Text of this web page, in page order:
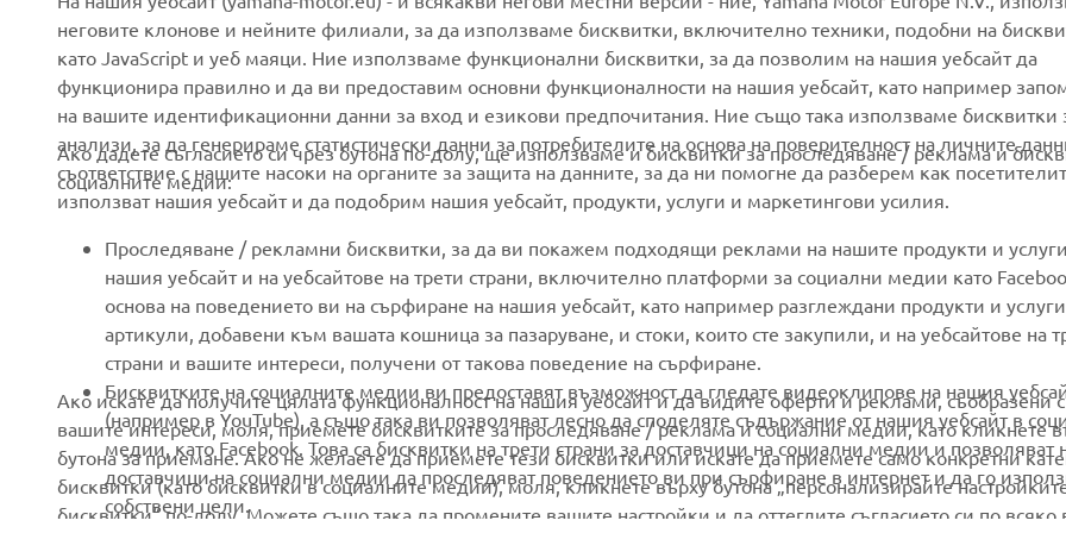
About us
News
Events
Press
Working at Yamaha
Become a Dealer
Human Rights Policy
Sustainability Basic Policy
Whistleblower Channel
eBike systems
Authorities
Golfcourses
First responders
Robotics
Partnerships
Technical information for
independent dealers
Yamalube Safety Data
Sheets
MyYamaha
Yamaha Music
Yamaha Racing
Yamaha Motor Global
Parts Catalogue
Book Maintenance
Dealer locator
Management of Waste
Batteries
неговите клонове и нейните филиали, за да използваме бисквитки, включително техники, подобни на
като JavaScript и уеб маяци. Ние използваме функционални бисквитки, за да позволим на нашия уебсайт да
функционира правилно и да ви предоставим основни функционалности на нашия уебсайт, като например
на вашите идентификационни данни за вход и езикови предпочитания. Ние също така използваме бисквитки
анализи, за да генерираме статистически данни за потребителите на основа на поверителност на личните
съответствие с нашите насоки на органите за защита на данните, за да ни помогне да разберем как
използват нашия уебсайт и да подобрим нашия уебсайт, продукти, услуги и маркетингови усилия.
Ако дадете съгласието си чрез бутона по-долу, ще използваме и бисквитки за проследяване / реклама и
социалните медии:
Проследяване / рекламни бисквитки, за да ви покажем подходящи реклами на нашите продукти и
нашия уебсайт и на уебсайтове на трети страни, включително платформи за социални медии като
основа на поведението ви на сърфиране на нашия уебсайт, като например разглеждани продукти и
артикули, добавени към вашата кошница за пазаруване, и стоки, които сте закупили, и на уебсайтове на
страни и вашите интереси, получени от такова поведение на сърфиране.
Бисквитките на социалните медии ви предоставят възможност да гледате видеоклипове на нашия
(например в YouTube), а също така ви позволяват лесно да споделяте съдържание от нашия уебсайт в
медии, като Facebook. Това са бисквитки на трети страни за доставчици на социални медии и позволяват
доставчици на социални медии да проследяват поведението ви при сърфиране в интернет и да го
собствени цели.
Ако искате да получите цялата функционалност на нашия уебсайт и да видите оферти и реклами, съобразени с
вашите интереси, моля, приемете бисквитките за проследяване / реклама и социални медии, като кликнете
бутона за приемане. Ако не желаете да приемете тези бисквитки или искате да приемете само конкретни
бисквитки (като бисквитки в социалните медии), моля, кликнете върху бутона „персонализирайте
бисквитки“ по-долу. Можете също така да промените вашите настройки и да оттеглите съгласието си по всяко